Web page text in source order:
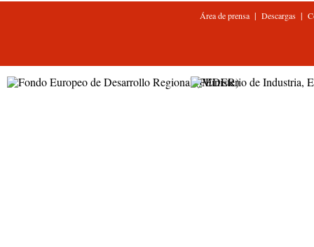
Área de prensa| Descargas|